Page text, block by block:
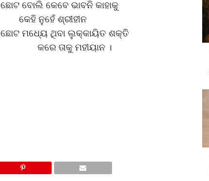
ଛୋଟ ବୋଲି କେବେ ଭାବନି କାହାକୁ
କେହି ନୁହେଁ ଶ୍ରୀହୀନ
ଛୋଟ ମଧ୍ୟେ ଥିବା ଲୁକ୍କାୟିତ ଶକ୍ତି
କରେ ତାକୁ ମହୀୟାନ ।